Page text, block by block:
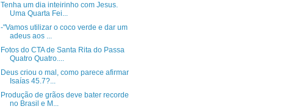
Tenha um dia inteirinho com Jesus.
Uma Quarta Fei...
-"Vamos utilizar o coco verde e dar um
adeus aos ...
Fotos do CTA de Santa Rita do Passa
Quatro Quatro....
Deus criou o mal, como parece afirmar
Isaías 45.7?...
Produção de grãos deve bater recorde
no Brasil e M...